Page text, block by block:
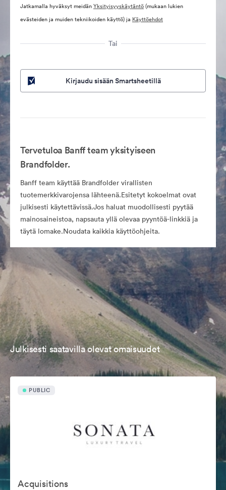
Jatkamalla hyväksyt meidänYksityisyyskäytäntö(mukaan lukien
evästeiden ja muiden tekniikoiden käyttö) ja Käyttöehdot
Tai
Kirjaudu sisään Smartsheetillä
Tervetuloa Banff team yksityiseen
Brandfolder.
Banff team käyttää Brandfolder virallisten
tuotemerkkivarojensa lähteenä.Esitetyt kokoelmat ovat
julkisesti käytettävissä.Jos haluat muodollisesti pyytää
mainosaineistoa, napsauta yllä olevaa pyyntöä-linkkiä ja
täytä lomake.Noudata kaikkia käyttöohjeita.
Julkisesti saatavilla olevat omaisuudet
PUBLIC
Acquisitions